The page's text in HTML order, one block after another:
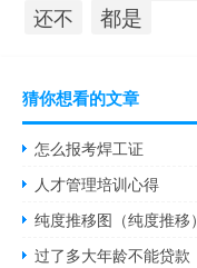
还不 都是
猜你想看的文章
怎么报考焊工证
人才管理培训心得
纯度推移图（纯度推移）
过了多大年龄不能贷款